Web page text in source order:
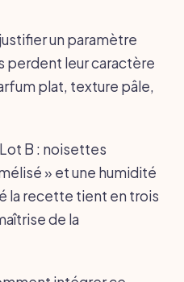
un paramètre
perdent leur caractère
plat, texture pâle,
B : noisettes
» et une humidité
la recette tient en trois
de la